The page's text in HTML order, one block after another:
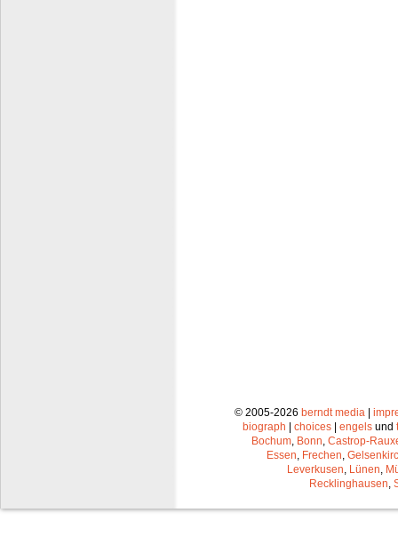
© 2005-2026 berndt media |
biograph | choices | engels und
Bochum Bonn Castrop-
Essen Frechen
Leverkusen Lünen
Recklinghausen